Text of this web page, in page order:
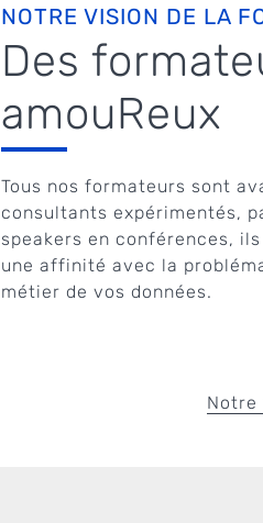
NOTRE VISION DE LA
Des
amouReux
Tous nos formateurs sont
consultants expérimentés,
speakers en conférences,
une affinité avec la
métier de vos données.
Notre